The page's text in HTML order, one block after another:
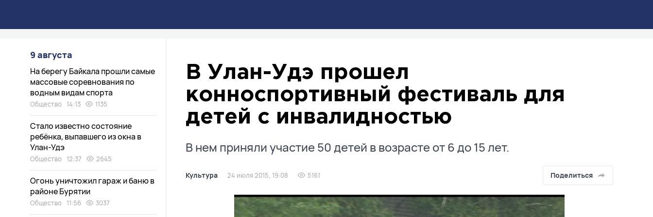
В Улан-Удэ прошел
конноспортивный фестиваль для
детей с инвалидностью
В нем приняли участие 50 детей в возрасте от 6 до 15 лет.
Культура 24 июля 2015, 19:08 5161 Поделиться
9 августа
На берегу Байкала прошли самые
массовые соревнования по
водным видам спорта
Общество 14:13 1135
Стало известно состояние
ребёнка, выпавшего из окна в
Улан-Удэ
Общество 12:37 2645
Огонь уничтожил гараж и баню в
районе Бурятии
Общество 11:56 3037